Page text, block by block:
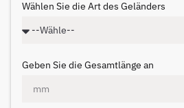
Wählen Sie die Art des Geländers
Geben Sie die Gesamtlänge an